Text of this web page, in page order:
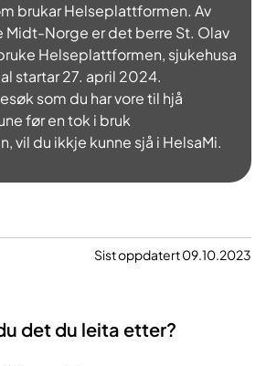
v
i
d
e
o
brukar Helseplattformen. Av
Midt-Norge er det berre St. Olav
Helseplattformen, sjukehusa
startar 27. april 2024.
som du har vore til hjå
før en tok i bruk
vil du ikkje kunne sjå i HelsaMi.
Sist oppdatert 09.10.2023
det du leita etter?